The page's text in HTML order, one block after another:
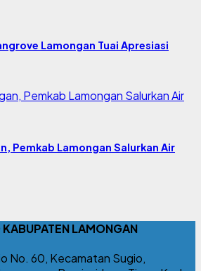
Lamongan Tuai Apresiasi
Pemkab Lamongan Salurkan Air
LAMONGAN
No. 60, Kecamatan Sugio,